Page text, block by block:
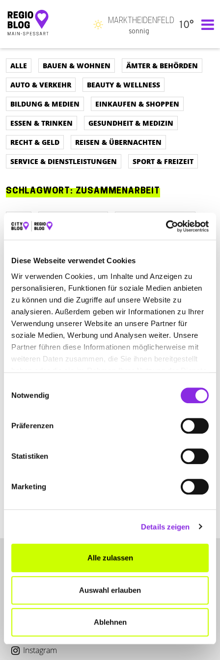
Diese Webseite verwendet Cookies
Wir verwenden Cookies, um Inhalte und Anzeigen zu
personalisieren, Funktionen für soziale Medien anbieten
zu können und die Zugriffe auf unsere Website zu
analysieren. Außerdem geben wir Informationen zu Ihrer
Verwendung unserer Website an unsere Partner für
soziale Medien, Werbung und Analysen weiter. Unsere
Partner führen diese Informationen möglicherweise mit
weiteren Daten zusammen, die Sie ihnen bereitgestellt
Notwendig
Präferenzen
Statistiken
Marketing
Details zeigen
Alle zulassen
Auswahl erlauben
Ablehnen
Hauptnavigation
MARKTHEIDENFELD
sonnig
10°
ALLE BAUEN & WOHNEN
ÄMTER & BEHÖRDEN
AUTO & VERKEHR
BEAUTY & WELLNESS
BILDUNG & MEDIEN
EINKAUFEN & SHOPPEN
ESSEN & TRINKEN
GESUNDHEIT & MEDIZIN
RECHT & GELD
REISEN & ÜBERNACHTEN
SERVICE & DIENSTLEISTUNGEN
SPORT & FREIZEIT
SCHLAGWORT:ZUSAMMENARBEIT
ÄMTER & BEHÖRDEN
BAUEN & WOHNEN
BEAUTY & WELLNESS
BILDUNG & MEDIEN
EINKAUFEN & SHOPPEN
ESSEN & TRINKEN
GESUNDHEIT & MEDIZIN
RECHT & GELD
REISEN & ÜBERNACHTEN
SERVICE & DIENSTLEISTUNGEN
SPORT & FREIZEIT
Einkaufen & Shoppen, Essen & Trinken, Service & Dienstleistungen
PERSÖNLICHKEITEN AUS MSP: VERENA K…
Nachdem der Edeka 2006 nach 125 Jahren schloss und 2015 auch
das Aus für die letzte Metzgerei folgte, bestand die
Kontakt
Instagram